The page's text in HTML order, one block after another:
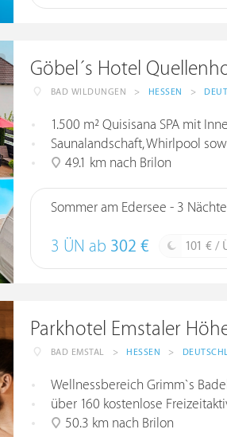
Göbel´s Hotel
BAD WILDUNGEN > HESSEN >
1.500 m² Quisisana SPA mit
Saunalandschaft, Whirlpool
49.1 km nach Brilon
Sommer am Edersee - 3 Nächte
3 ÜN ab 302 € 101 € /
Parkhotel Emstaler
BAD EMSTAL > HESSEN >
Wellnessbereich Grimm`s
über 160 kostenlose
50.3 km nach Brilon